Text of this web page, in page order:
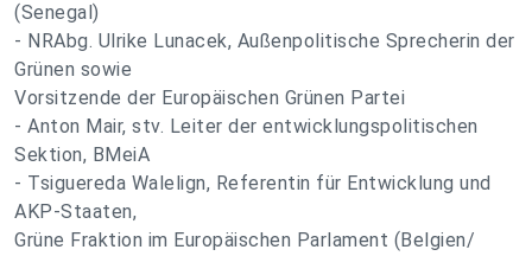
(Senegal)
- NRAbg. Ulrike Lunacek, Außenpolitische Sprecherin der
Grünen sowie
Vorsitzende der Europäischen Grünen Partei
- Anton Mair, stv. Leiter der entwicklungspolitischen
Sektion, BMeiA
- Tsiguereda Walelign, Referentin für Entwicklung und
AKP-Staaten,
Grüne Fraktion im Europäischen Parlament (Belgien/